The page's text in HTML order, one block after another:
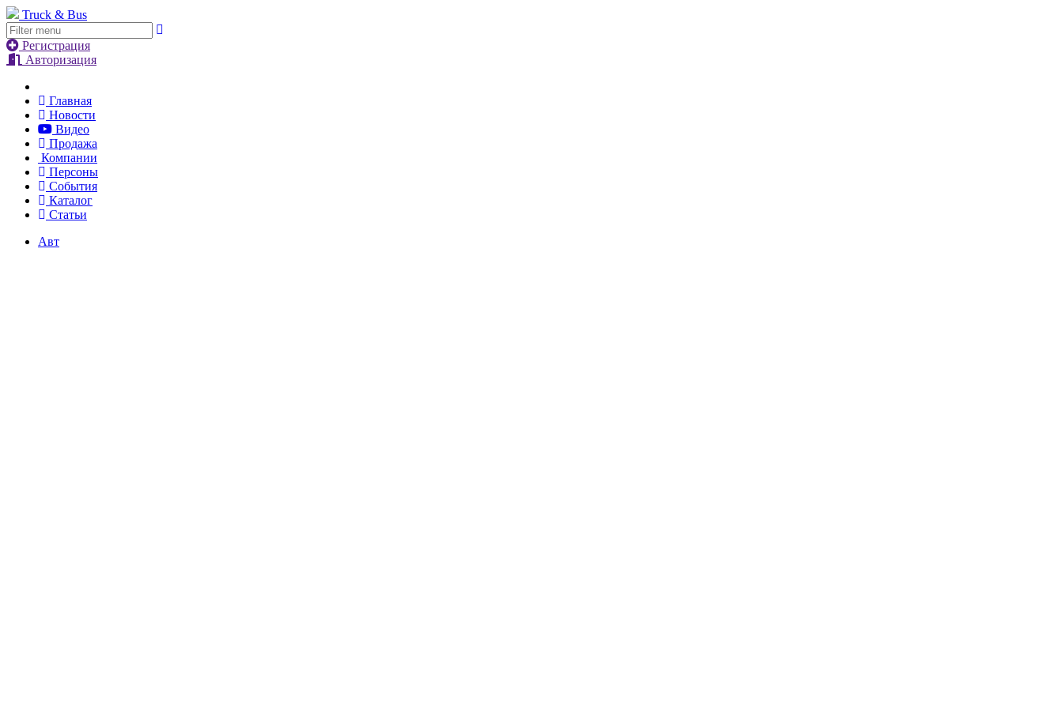
Truck & Bus
Регистрация
Авторизация
Главная
Новости
Видео
Продажа
Компании
Персоны
События
Каталог
Статьи
Авт